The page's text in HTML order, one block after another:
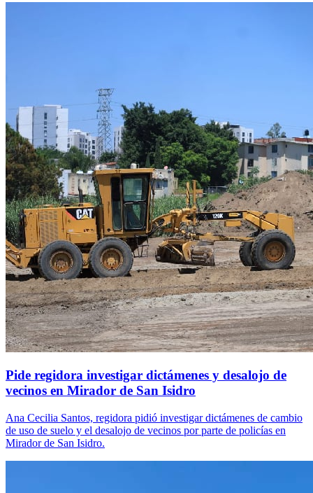
Pide regidora investigar dictámenes y desalojo de
vecinos en Mirador de San Isidro
Ana Cecilia Santos, regidora pidió investigar dictámenes de cambio
de uso de suelo y el desalojo de vecinos por parte de policías en
Mirador de San Isidro.